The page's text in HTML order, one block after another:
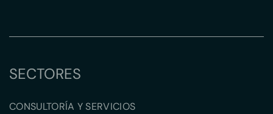
SECTORES
CONSULTORÍA Y SERVICIOS